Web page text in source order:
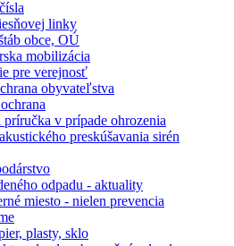
linky
obce, OÚ
mobilizácia
pre verejnosť
obyvateľstva
príručka v prípade ohrozenia
preskúšavania sirén
odpadu - aktuality
miesto - nielen prevencia
plasty, sklo